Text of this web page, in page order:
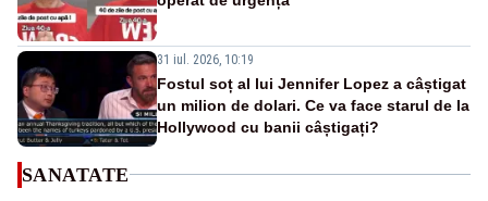
31 iul. 2026, 10:19
Fostul soț al lui Jennifer Lopez a câștigat
un milion de dolari. Ce va face starul de la
Hollywood cu banii câștigați?
SANATATE